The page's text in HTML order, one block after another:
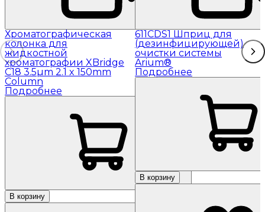
Хроматографическая
колонка для
жидкостной
хроматографии XBridge
C18 3.5µm 2.1 x 150mm
Column
Подробнее
В корзину
611CDS1 Шприц для
(дезинфицирующей)
очистки системы
Arium®
Подробнее
В корзину